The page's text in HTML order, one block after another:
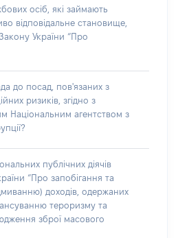
осіб, які займають
відповідальне становище,
України “Про
до посад, пов'язаних з
ризиків, згідно з
Національним агентством з
публічних діячів
“Про запобігання та
доходів, одержаних
тероризму та
зброї масового